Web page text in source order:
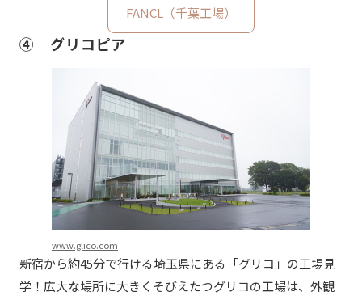
FANCL（千葉工場）
④ グリコピア
www.glico.com
新宿から約45分で行ける埼玉県にある「グリコ」の工場見
学！広大な場所に大きくそびえたつグリコの工場は、外観